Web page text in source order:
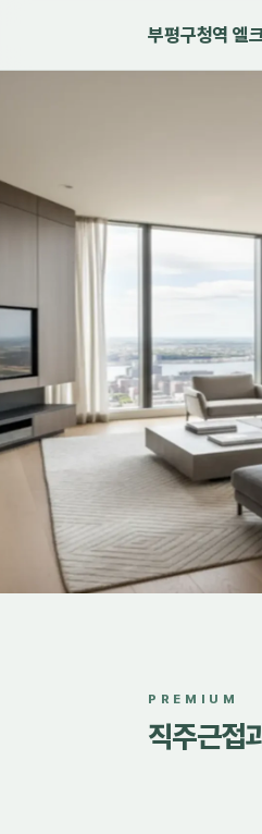
부평구청역 엘
PREMIUM
직주근접